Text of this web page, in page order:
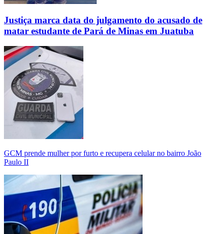
Justiça marca data do julgamento do acusado de
matar estudante de Pará de Minas em Juatuba
GCM prende mulher por furto e recupera celular no bairro João
Paulo II